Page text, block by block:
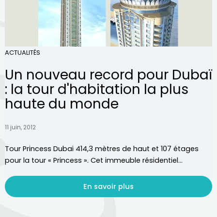
ACTUALITÉS
Un nouveau record pour Dubaï
: la tour d'habitation la plus
haute du monde
11 juin, 2012
Tour Princess Dubai 414,3 mètres de haut et 107 étages
pour la tour « Princess ». Cet immeuble résidentiel...
En savoir plus